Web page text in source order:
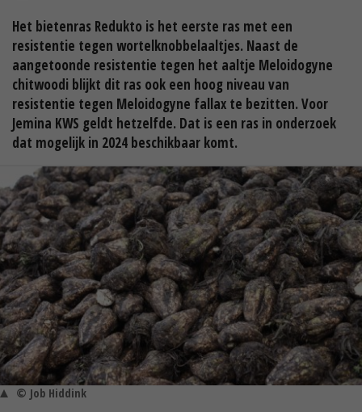
Het bietenras Redukto is het eerste ras met een
resistentie tegen wortelknobbelaaltjes. Naast de
aangetoonde resistentie tegen het aaltje Meloidogyne
chitwoodi blijkt dit ras ook een hoog niveau van
resistentie tegen Meloidogyne fallax te bezitten. Voor
Jemina KWS geldt hetzelfde. Dat is een ras in onderzoek
dat mogelijk in 2024 beschikbaar komt.
© Job Hiddink